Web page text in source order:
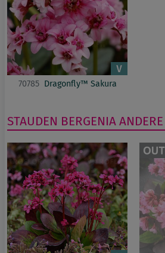
70785 Dragonfly™ Sakura
STAUDEN BERGENIA ANDERE